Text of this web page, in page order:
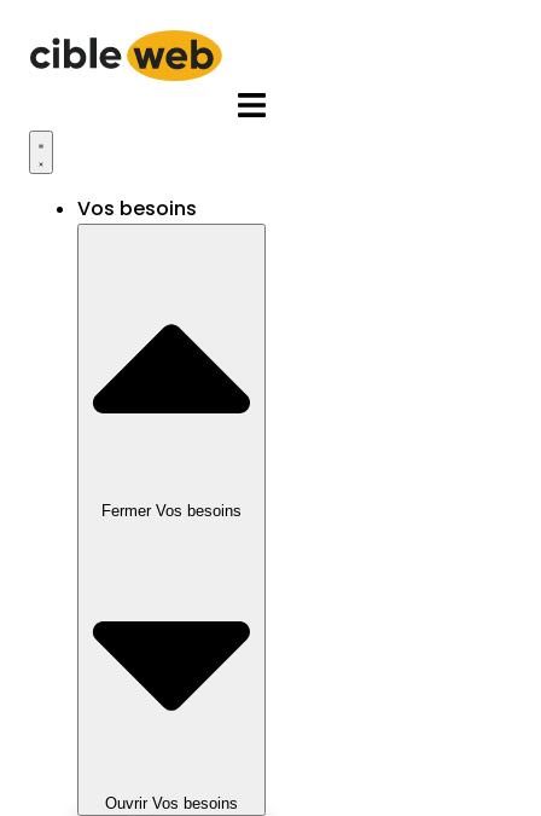
contenu
Vos besoins
Fermer Vos besoins
Ouvrir Vos besoins